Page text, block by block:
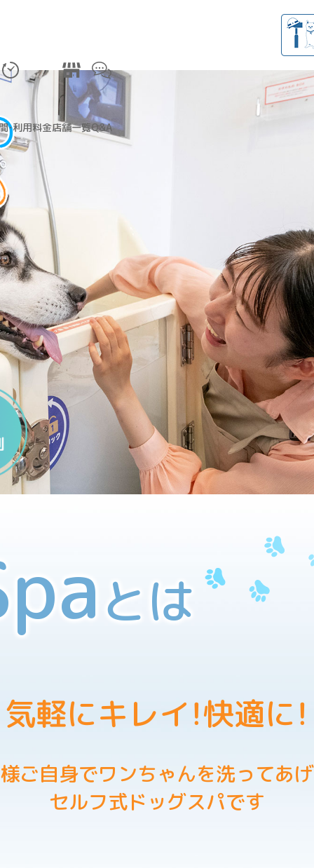
・利用料金店舗一覧Q&A
とは
気軽にキレイ！快適に！
ご自身でワンちゃんを洗ってあ
セルフ式ドッグスパです